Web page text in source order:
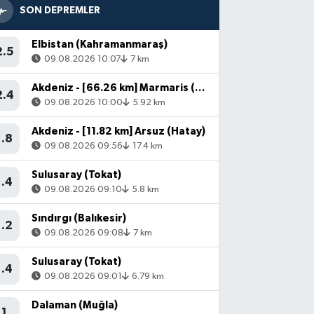
SON DEPREMLER
Elbistan (Kahramanmaraş)
09.08.2026 10:07 7 km
Akdeniz - [66.26 km] Marmaris (Muğla)
09.08.2026 10:00 5.92 km
Akdeniz - [11.82 km] Arsuz (Hatay)
09.08.2026 09:56 17.4 km
Sulusaray (Tokat)
09.08.2026 09:10 5.8 km
Sındırgı (Balıkesir)
09.08.2026 09:08 7 km
Sulusaray (Tokat)
09.08.2026 09:01 6.79 km
Dalaman (Muğla)